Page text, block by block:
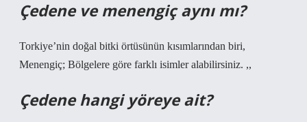
Çedene ve menengiç aynı mı?
Torkiye’nin doğal bitki örtüsünün kısımlarından biri,
Menengiç; Bölgelere göre farklı isimler alabilirsiniz. ,,
Çedene hangi yöreye ait?